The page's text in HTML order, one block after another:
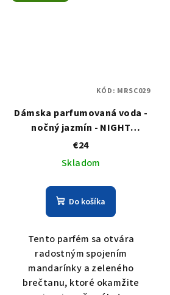
Dámska parfumovaná voda -
nočný jazmín - NIGHT
JASMINE - roll-on
€24
Skladom
Do košíka
Tento parfém sa otvára
radostným spojením
mandarínky a zeleného
brečtanu, ktoré okamžite
KÓD: MRSC029